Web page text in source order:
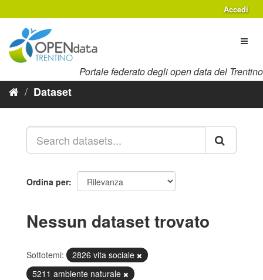
al
contenuto
Accedi
Portale federato degli open data del Trentino
Dataset
Ordina per
Nessun dataset trovato
Sottotemi:
2826 vita sociale
5211 ambiente naturale